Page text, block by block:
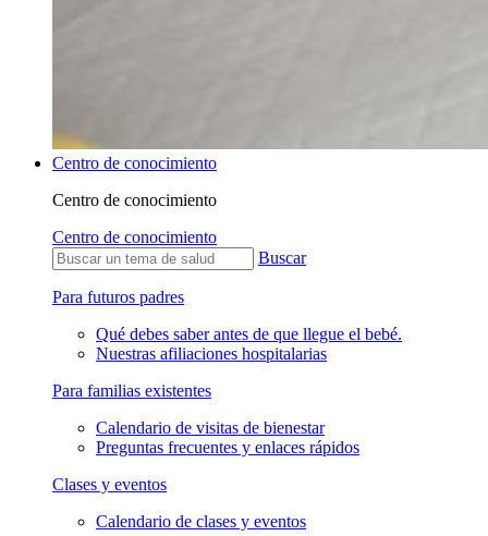
Centro de conocimiento
Centro de conocimiento
Centro de conocimiento
Buscar
Para futuros padres
Qué debes saber antes de que llegue el bebé.
Nuestras afiliaciones hospitalarias
Para familias existentes
Calendario de visitas de bienestar
Preguntas frecuentes y enlaces rápidos
Clases y eventos
Calendario de clases y eventos